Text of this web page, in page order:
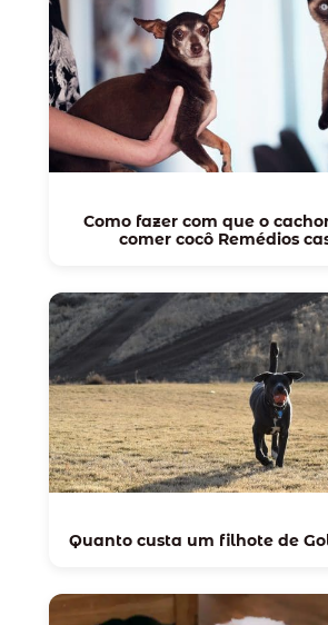
Como fazer com que o
comer cocô Remédios
Quanto custa um filhote de